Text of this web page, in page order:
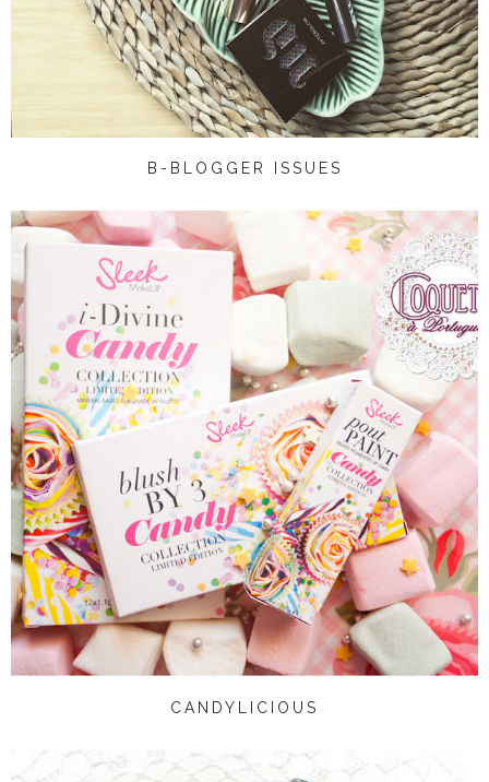
B-BLOGGER ISSUES
CANDYLICIOUS